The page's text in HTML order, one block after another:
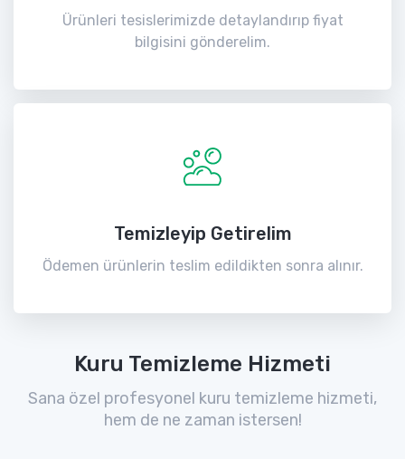
Ürünleri tesislerimizde detaylandırıp fiyat
bilgisini gönderelim.
Temizleyip Getirelim
Ödemen ürünlerin teslim edildikten sonra alınır.
Kuru Temizleme Hizmeti
Sana özel profesyonel kuru temizleme hizmeti,
hem de ne zaman istersen!